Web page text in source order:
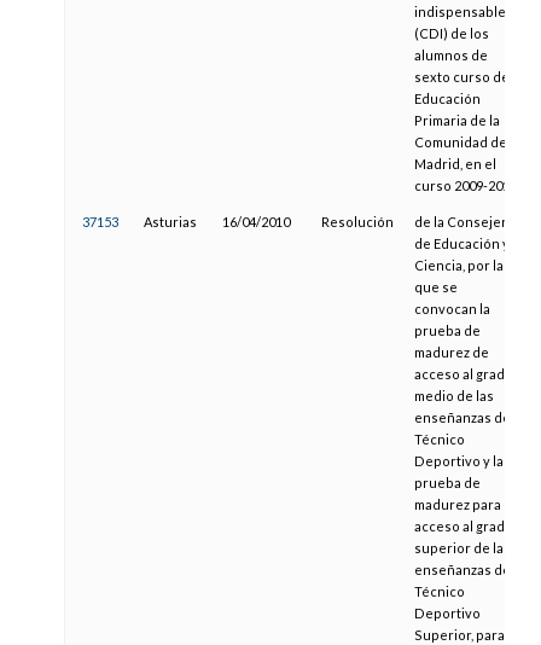
indispensables
(CDI) de los
alumnos de
sexto curso de
Educación
Primaria de la
Comunidad de
Madrid, en el
curso 2009-2010
37153 Asturias 16/04/2010 Resolución
de la Consejería
de Educación y
Ciencia, por la
que se
convocan la
prueba de
madurez de
acceso al grado
medio de las
enseñanzas de
Técnico
Deportivo y la
prueba de
madurez para el
acceso al grado
superior de las
enseñanzas de
Técnico
Deportivo
Superior, para